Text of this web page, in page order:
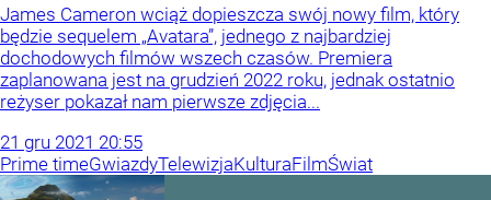
James Cameron wciąż dopieszcza swój nowy film, który
będzie sequelem „Avatara”, jednego z najbardziej
dochodowych filmów wszech czasów. Premiera
zaplanowana jest na grudzień 2022 roku, jednak ostatnio
reżyser pokazał nam pierwsze zdjęcia...
21 gru 2021 20:55
Prime timeGwiazdyTelewizjaKulturaFilmŚwiat